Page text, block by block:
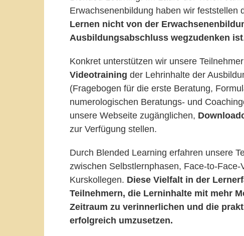
Erwachsenenbildung haben wir feststellen
Lernen nicht von der
Ausbildungsabschluss wegzudenken ist
Konkret unterstützen wir unsere
Videotraining der Lehrinhalte der
(Fragebogen für die erste Beratung,
numerologischen Beratungs- und
unsere Webseite zugänglichen,
zur Verfügung stellen.
Durch Blended Learning erfahren unsere
zwischen Selbstlernphasen, Face-to-
Kurskollegen. Diese Vielfalt in der
Teilnehmern, die Lerninhalte mit mehr
Zeitraum zu verinnerlichen und die
erfolgreich umzusetzen.